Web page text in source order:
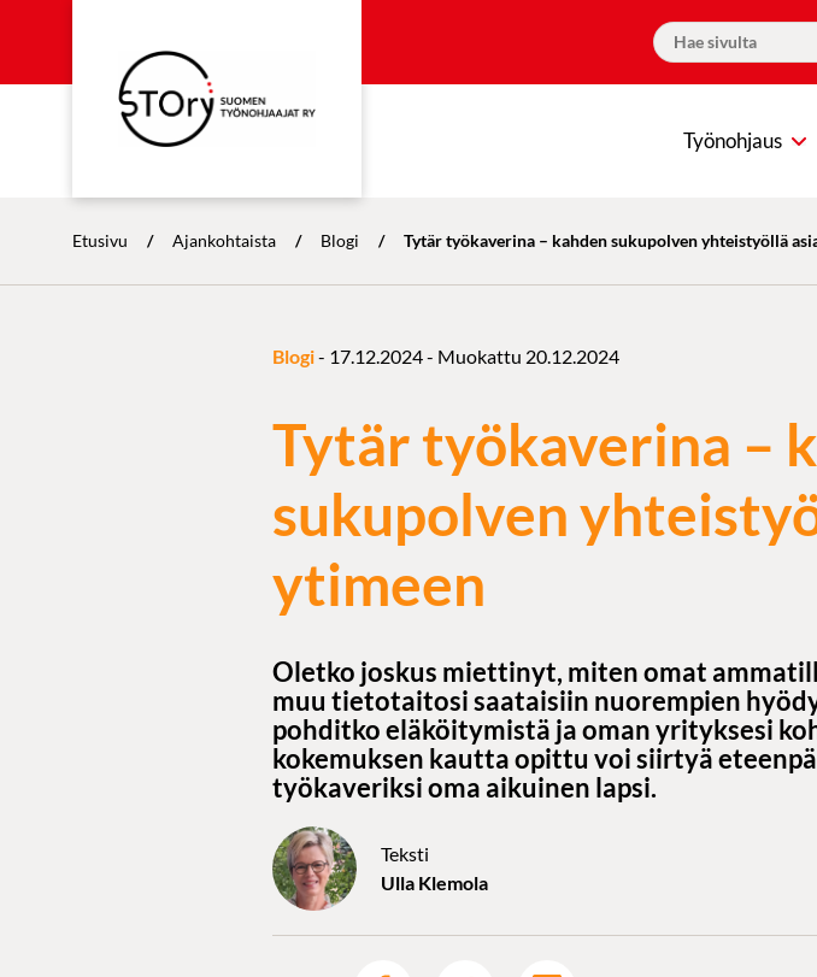
Työnohjaus
Etusivu / Ajankohtaista / Blogi / Tytär työkaverina – kahden sukupolven yhteistyöllä
Blogi- 17.12.2024- Muokattu 20.12.2024
Tytär työkaverina –
sukupolven
ytimeen
Oletko joskus miettinyt, miten omat
muu tietotaitosi saataisiin nuorempien
pohditko eläköitymistä ja oman yrityksesi
kokemuksen kautta opittu voi siirtyä
työkaveriksi oma aikuinen lapsi.
Teksti
Ulla Klemola